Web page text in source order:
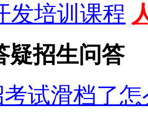
发培训课程
疑招生问答
试滑档了